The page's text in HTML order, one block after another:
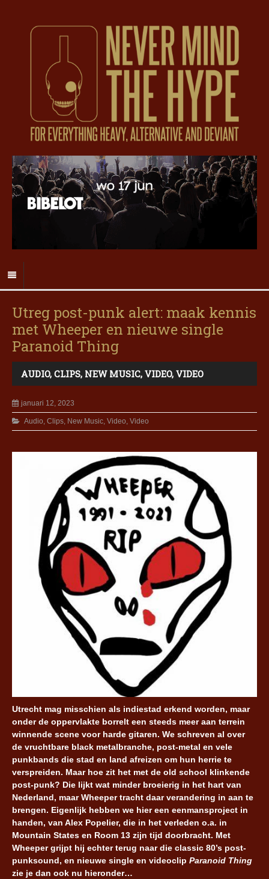
Utreg post-punk alert: maak kennis
met Wheeper en nieuwe single
Paranoid Thing
AUDIO, CLIPS, NEW MUSIC, VIDEO, VIDEO
januari 12, 2023
Audio, Clips, New Music, Video, Video
Utrecht mag misschien als indiestad erkend worden, maar
onder de oppervlakte borrelt een steeds meer aan terrein
winnende scene voor harde gitaren. We schreven al over
de vruchtbare black metalbranche, post-metal en vele
punkbands die stad en land afreizen om hun herrie te
verspreiden. Maar hoe zit het met de old school klinkende
post-punk? Die lijkt wat minder broeierig in het hart van
Nederland, maar Wheeper tracht daar verandering in aan te
brengen. Eigenlijk hebben we hier een eenmansproject in
handen, van Alex Popelier, die in het verleden o.a. in
Mountain States en Room 13 zijn tijd doorbracht. Met
Wheeper grijpt hij echter terug naar die classic 80’s post-
punksound, en nieuwe single en videoclip Paranoid Thing
zie je dan ook nu hieronder…